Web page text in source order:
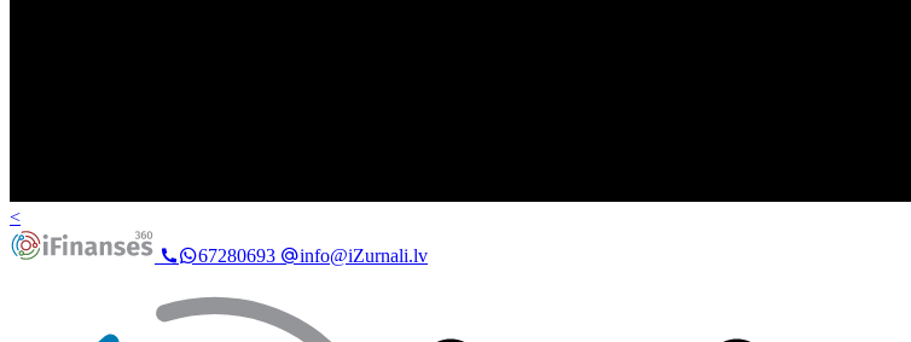
<
67280693
info@iZurnali.lv